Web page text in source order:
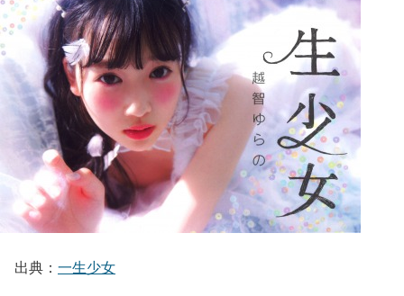
出典： 一生少女